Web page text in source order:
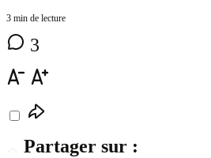
3 min de lecture
3
Partager sur :